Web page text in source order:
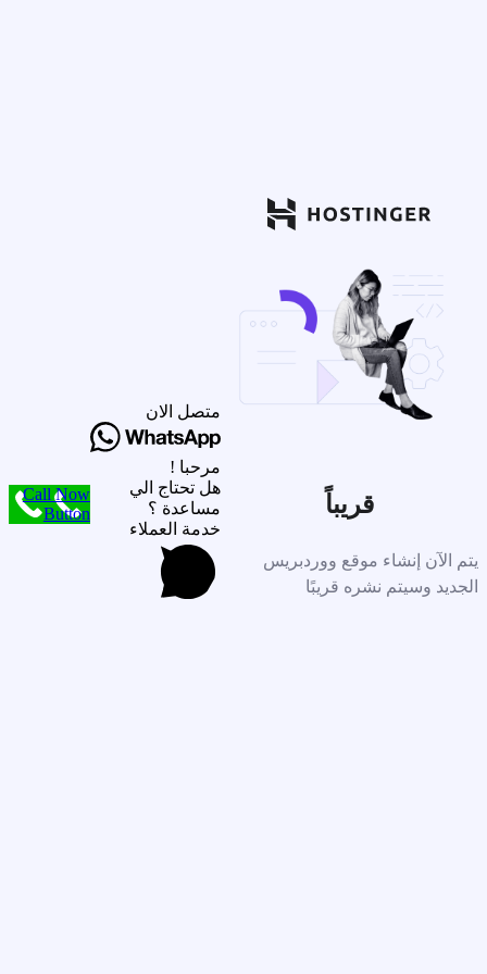
قريباً
يتم الآن إنشاء موقع ووردبريس
الجديد وسيتم نشره قريبًا
متصل الان
مرحبا !
هل تحتاج الي
مساعدة ؟
خدمة العملاء
Call Now
Button